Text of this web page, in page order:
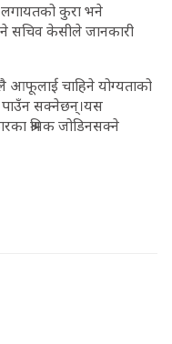
लगायतको कुरा भने
सचिव केसीले जानकारी
आफूलाई चाहिने योग्यताको
पाउँन सक्नेछन्।यस
श्रमिक जोडिनसक्ने